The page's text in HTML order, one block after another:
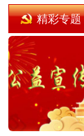
精彩专题